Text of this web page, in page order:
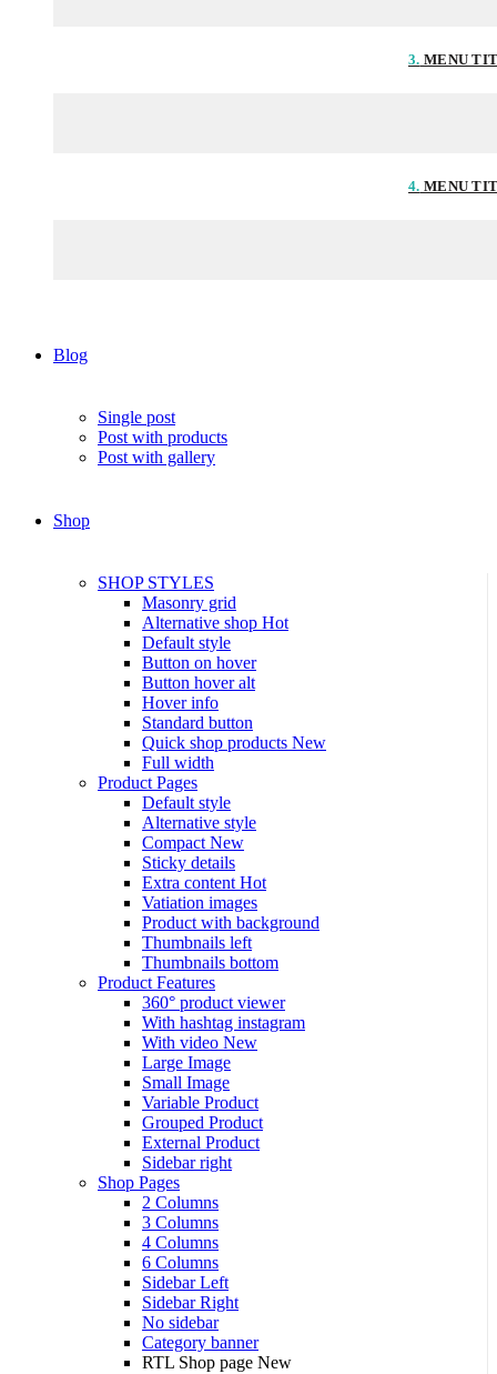
3. MENU
4. MENU
Blog
Single post
Post with products
Post with gallery
Shop
SHOP STYLES
Masonry grid
Alternative shop Hot
Default style
Button on hover
Button hover alt
Hover info
Standard button
Quick shop products New
Full width
Product Pages
Default style
Alternative style
Compact New
Sticky details
Extra content Hot
Vatiation images
Product with background
Thumbnails left
Thumbnails bottom
Product Features
360° product viewer
With hashtag instagram
With video New
Large Image
Small Image
Variable Product
Grouped Product
External Product
Sidebar right
Shop Pages
2 Columns
3 Columns
4 Columns
6 Columns
Sidebar Left
Sidebar Right
No sidebar
Category banner
RTL Shop page New